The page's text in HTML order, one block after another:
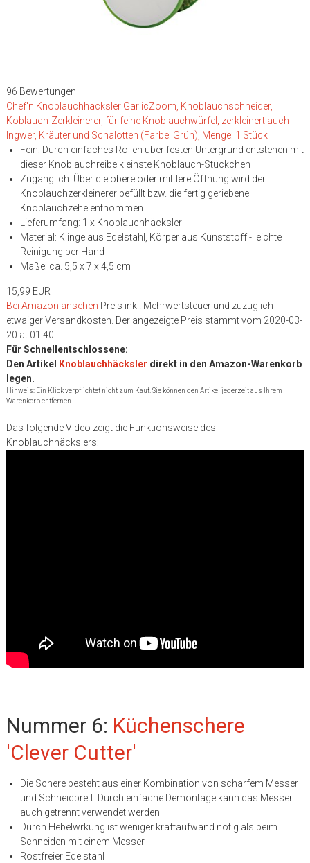
96 Bewertungen
Chef'n Knoblauchhäcksler GarlicZoom, Knoblauchschneider,
Koblauch-Zerkleinerer, für feine Knoblauchwürfel, zerkleinert auch
Ingwer, Kräuter und Schalotten (Farbe: Grün), Menge: 1 Stück
Fein: Durch einfaches Rollen über festen Untergrund entstehen mit
dieser Knoblauchreibe kleinste Knoblauch-Stückchen
Zugänglich: Über die obere oder mittlere Öffnung wird der
Knoblauchzerkleinerer befüllt bzw. die fertig geriebene
Knoblauchzehe entnommen
Lieferumfang: 1 x Knoblauchhäcksler
Material: Klinge aus Edelstahl, Körper aus Kunststoff - leichte
Reinigung per Hand
Maße: ca. 5,5 x 7 x 4,5 cm
15,99 EUR
Bei Amazon ansehen Preis inkl. Mehrwertsteuer und zuzüglich
etwaiger Versandkosten. Der angezeigte Preis stammt vom 2020-03-
20 at 01:40.
Für Schnellentschlossene:
Den Artikel
Knoblauchhäcksler direkt in den Amazon-Warenkorb
legen.
Hinweis: Ein Klick verpflichtet nicht zum Kauf. Sie können den Artikel jederzeit aus Ihrem
Warenkorb entfernen.
Das folgende Video zeigt die Funktionsweise des
Knoblauchhäckslers:
Nummer 6: Küchenschere
'Clever Cutter'
Die Schere besteht aus einer Kombination von scharfem Messer
und Schneidbrett. Durch einfache Demontage kann das Messer
auch getrennt verwendet werden
Durch Hebelwrkung ist weniger kraftaufwand nötig als beim
Schneiden mit einem Messer
Rostfreier Edelstahl